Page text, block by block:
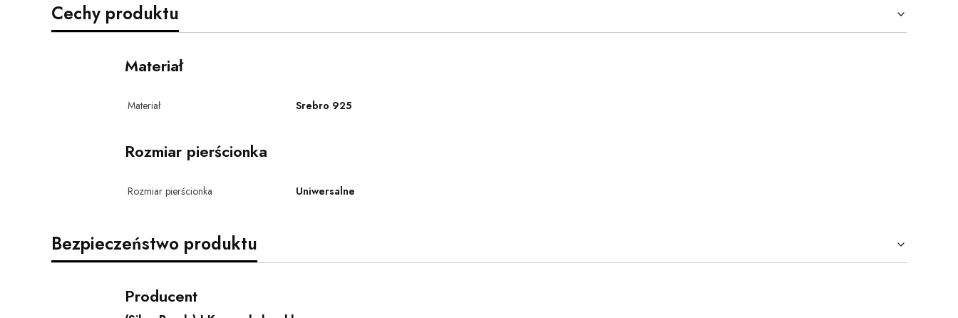
Cechy produktu
Materiał
Materiał Srebro 925
Rozmiar pierścionka
Rozmiar pierścionka Uniwersalne
Bezpieczeństwo produktu
Producent